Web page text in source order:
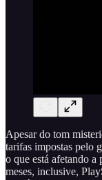
Apesar do tom
tarifas impostas pelo
o que está afetando
meses, inclusive,